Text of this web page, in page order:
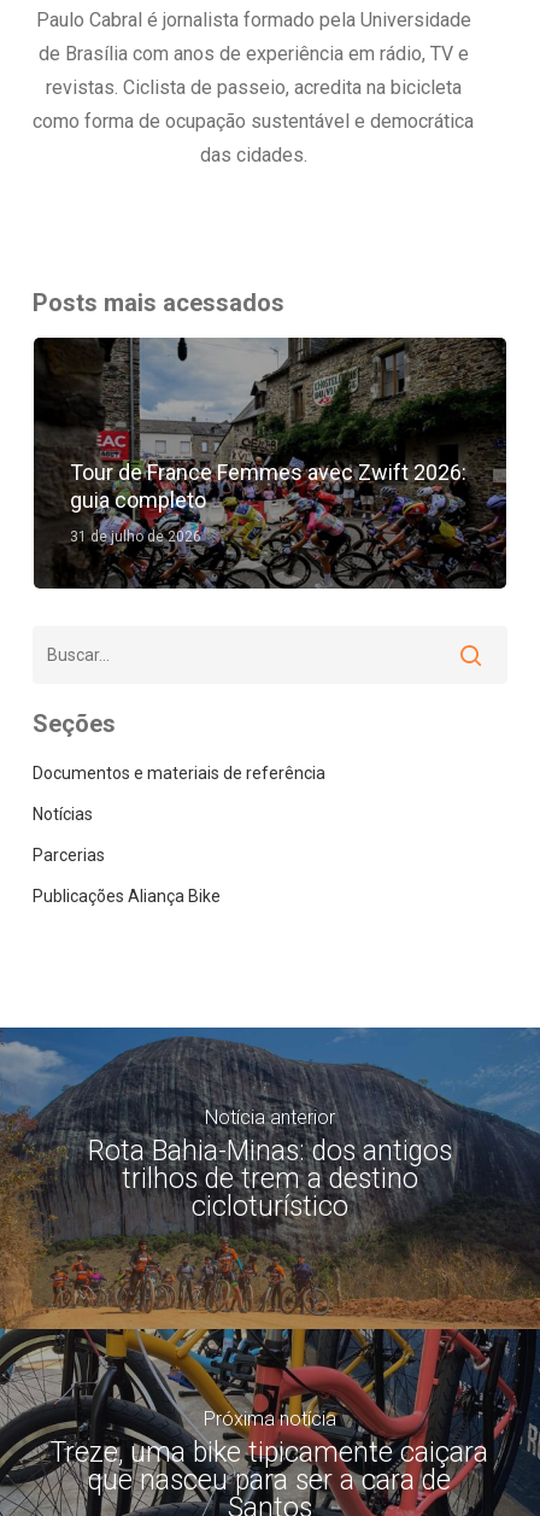
Paulo Cabral é jornalista formado pela Universidade
de Brasília com anos de experiência em rádio, TV e
revistas. Ciclista de passeio, acredita na bicicleta
como forma de ocupação sustentável e democrática
das cidades.
Posts mais acessados
Tour de France Femmes avec Zwift 2026:
guia completo
31 de julho de 2026
Seções
Documentos e materiais de referência
Notícias
Parcerias
Publicações Aliança Bike
Notícia anterior
Rota Bahia-Minas: dos antigos
trilhos de trem a destino
cicloturístico
Próxima notícia
Treze, uma bike tipicamente caiçara
que nasceu para ser a cara de
Santos